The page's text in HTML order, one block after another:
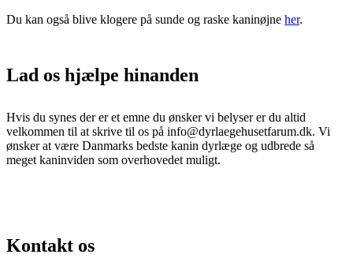
Du kan også blive klogere på sunde og raske kaninøjne her.
Lad os hjælpe hinanden
Hvis du synes der er et emne du ønsker vi belyser er du altid
velkommen til at skrive til os på info@dyrlaegehusetfarum.dk. Vi
ønsker at være Danmarks bedste kanin dyrlæge og udbrede så
meget kaninviden som overhovedet muligt.
Kontakt os